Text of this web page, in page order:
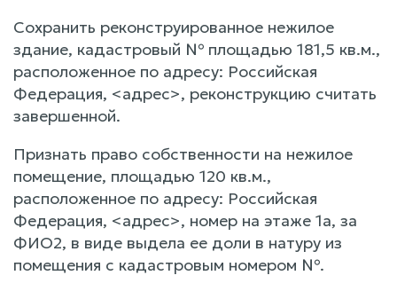
Сохранить реконструированное нежилое
здание, кадастровый № площадью 181,5 кв.м.,
расположенное по адресу: Российская
Федерация, <адрес>, реконструкцию считать
завершенной.
Признать право собственности на нежилое
помещение, площадью 120 кв.м.,
расположенное по адресу: Российская
Федерация, <адрес>, номер на этаже 1а, за
ФИО2, в виде выдела ее доли в натуру из
помещения с кадастровым номером №.